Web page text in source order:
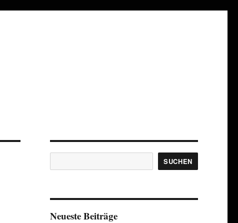
SUCHEN
Neueste Beiträge